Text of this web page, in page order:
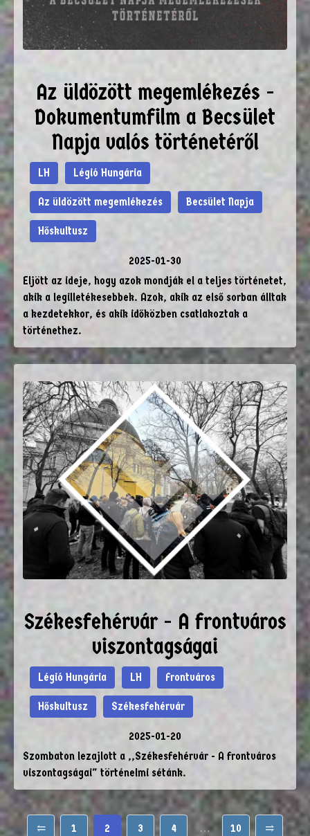
Az üldözött megemlékezés -
Dokumentumfilm a Becsület
Napja valós történetéről
LH Légió Hungária
Az üldözött megemlékezés Becsület Napja
Hőskultusz
2025-01-30
Eljött az ideje, hogy azok mondják el a teljes történetet,
akik a legilletékesebbek. Azok, akik az első sorban álltak
a kezdetekkor, és akik időközben csatlakoztak a
történethez.
Székesfehérvár - A frontváros
viszontagságai
Légió Hungária LH Frontváros
Hőskultusz Székesfehérvár
2025-01-20
Szombaton lezajlott a ,,Székesfehérvár - A frontváros
viszontagságai" történelmi sétánk.
⥢ 1 2 3 4 … 10 ⥤